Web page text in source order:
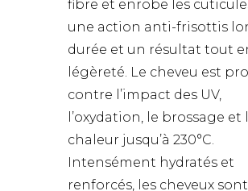
fibre et enrobe les
une action anti-frisottis
durée et un résultat tout
légèreté. Le cheveu est
contre l’impact des UV,
l’oxydation, le brossage et
chaleur jusqu’à 230°C.
Intensément hydratés et
renforcés, les cheveux sont